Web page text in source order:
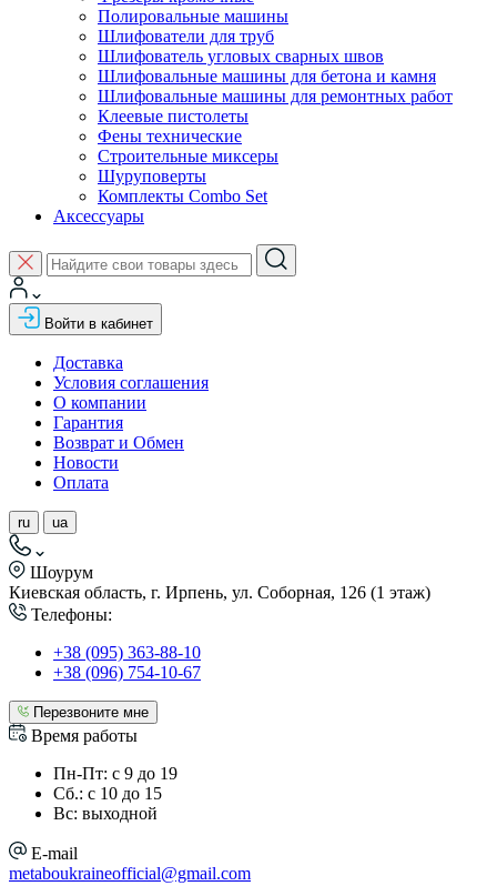
Полировальные машины
Шлифователи для труб
Шлифователь угловых сварных швов
Шлифовальные машины для бетона и камня
Шлифовальные машины для ремонтных работ
Клеевые пистолеты
Фены технические
Строительные миксеры
Шуруповерты
Комплекты Combo Set
Аксессуары
Войти в кабинет
Доставка
Условия соглашения
О компании
Гарантия
Возврат и Обмен
Новости
Оплата
ru ua
Шоурум
Киевская область, г. Ирпень, ул. Соборная, 126 (1 этаж)
Телефоны:
+38 (095) 363-88-10
+38 (096) 754-10-67
Перезвоните мне
Время работы
Пн-Пт: с 9 до 19
Сб.: с 10 до 15
Вс: выходной
E-mail
metaboukraineofficial@gmail.com